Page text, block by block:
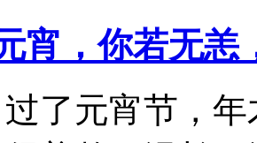
宵，你若无恙
了元宵节，